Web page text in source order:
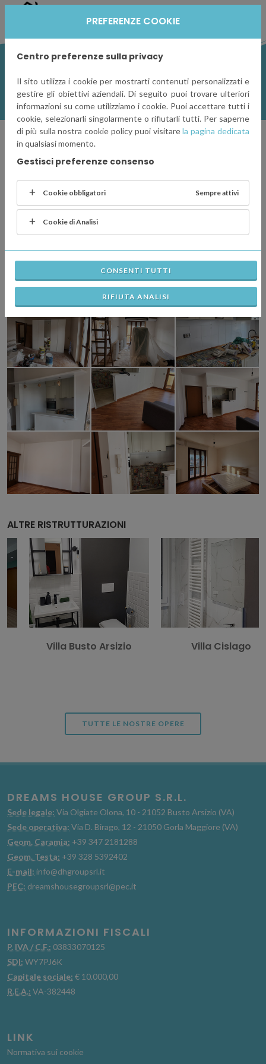
RISTRUTTURAZIONE - VILLA
CASTELLANZA
DESCRIZIONE
miglioramento della qualità di vita in una villa a Castellanza
GALLERY
ALTRE RISTRUTTURAZIONI
Villa Busto Arsizio Villa Cislago
TUTTE LE NOSTRE OPERE
DREAMS HOUSE GROUP S.R.L.
Sede legale: Via Olgiate Olona, 10 - 21052 Busto Arsizio (VA)
Sede operativa: Via D. Birago, 12 - 21050 Gorla Maggiore (VA)
Geom. Caramia: +39 347 2181288
Geom. Testa: +39 328 5392402
E-mail: info@dhgroupsrl.it
PEC: dreamshousegroupsrl@pec.it
INFORMAZIONI FISCALI
P. IVA / C.F.: 03833070125
SDI: WY7PJ6K
Capitale sociale: € 10.000,00
R.E.A.: VA-382448
LINK
Normativa sui cookie
PREFERENZE COOKIE
Centro preferenze sulla privacy
Il sito utilizza i cookie per mostrarti contenuti personalizzati e
gestire gli obiettivi aziendali. Di seguito puoi trovare ulteriori
informazioni su come utilizziamo i cookie. Puoi accettare tutti i
cookie, selezionarli singolarmente o rifiutarli tutti. Per saperne
di più sulla nostra cookie policy puoi visitarela pagina dedicata
in qualsiasi momento.
Gestisci preferenze consenso
Cookie obbligatori Sempre attivi
Cookie di Analisi
CONSENTI TUTTI
RIFIUTA ANALISI